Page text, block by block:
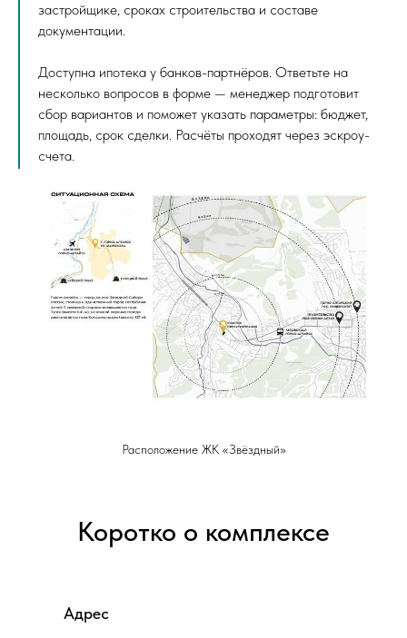
застройщике, сроках строительства и составе
документации.
Доступна ипотека у банков-партнёров. Ответьте на
несколько вопросов в форме — менеджер подготовит
сбор вариантов и поможет указать параметры: бюджет,
площадь, срок сделки. Расчёты проходят через эскроу-
счета.
Расположение ЖК «Звёздный»
Коротко о комплексе
Адрес